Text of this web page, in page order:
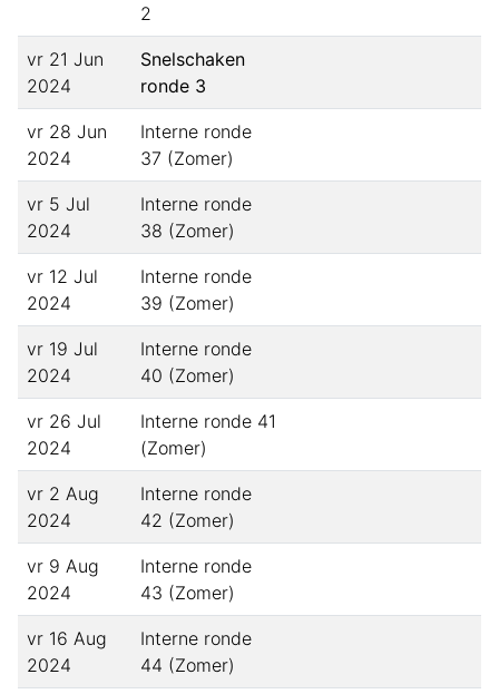
2
vr 21 Jun
2024
Snelschaken
ronde 3
vr 28 Jun
2024
Interne ronde
37 (Zomer)
vr 5 Jul
2024
Interne ronde
38 (Zomer)
vr 12 Jul
2024
Interne ronde
39 (Zomer)
vr 19 Jul
2024
Interne ronde
40 (Zomer)
vr 26 Jul
2024
Interne ronde 41
(Zomer)
vr 2 Aug
2024
Interne ronde
42 (Zomer)
vr 9 Aug
2024
Interne ronde
43 (Zomer)
vr 16 Aug
2024
Interne ronde
44 (Zomer)